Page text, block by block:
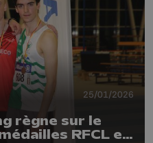
25/01/2026
règne sur le
RFCL en